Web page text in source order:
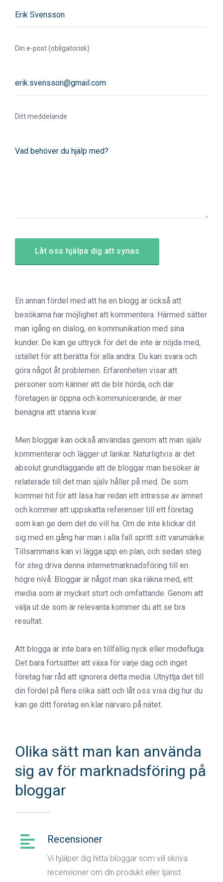
Din e-post (obligatorisk)
Ditt meddelande
En annan fördel med att ha en blogg är också att
besökarna har möjlighet att kommentera. Härmed sätter
man igång en dialog, en kommunikation med sina
kunder. De kan ge uttryck för det de inte är nöjda med,
istället för att berätta för alla andra. Du kan svara och
göra något åt problemen. Erfarenheten visar att
personer som känner att de blir hörda, och där
företagen är öppna och kommunicerande, är mer
benägna att stanna kvar.
Men bloggar kan också användas genom att man själv
kommenterar och lägger ut länkar. Naturligtvis är det
absolut grundläggande att de bloggar man besöker är
relaterade till det man själv håller på med. De som
kommer hit för att läsa har redan ett intresse av ämnet
och kommer att uppskatta referenser till ett företag
som kan ge dem det de vill ha. Om de inte klickar dit
sig med en gång har man i alla fall spritt sitt varumärke.
Tillsammans kan vi lägga upp en plan, och sedan steg
för steg driva denna internetmarknadsföring till en
högre nivå. Bloggar är något man ska räkna med, ett
media som är mycket stort och omfattande. Genom att
välja ut de som är relevanta kommer du att se bra
resultat.
Att blogga är inte bara en tillfällig nyck eller modefluga.
Det bara fortsätter att växa för varje dag och inget
företag har råd att ignorera detta media. Utnyttja det till
din fördel på flera olika sätt och låt oss visa dig hur du
kan ge ditt företag en klar närvaro på nätet.
Olika sätt man kan använda
sig av för marknadsföring på
bloggar
Recensioner
Vi hjälper dig hitta bloggar som vill skriva
recensioner om din produkt eller tjänst.